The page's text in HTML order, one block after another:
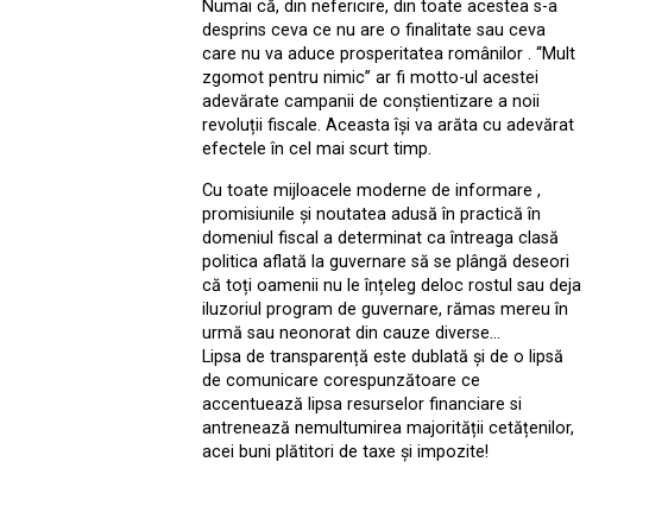
Numai că, din nefericire, din toate acestea s-a
desprins ceva ce nu are o finalitate sau ceva
care nu va aduce prosperitatea românilor . ‘‘Mult
zgomot pentru nimic” ar fi motto-ul acestei
adevărate campanii de conștientizare a noii
revoluții fiscale. Aceasta își va arăta cu adevărat
efectele în cel mai scurt timp.
Cu toate mijloacele moderne de informare ,
promisiunile și noutatea adusă în practică în
domeniul fiscal a determinat ca întreaga clasă
politica aflată la guvernare să se plângă deseori
că toți oamenii nu le înțeleg deloc rostul sau deja
iluzoriul program de guvernare, rămas mereu în
urmă sau neonorat din cauze diverse…
Lipsa de transparență este dublată și de o lipsă
de comunicare corespunzătoare ce
accentuează lipsa resurselor financiare si
antrenează nemultumirea majorității cetățenilor,
acei buni plătitori de taxe și impozite!